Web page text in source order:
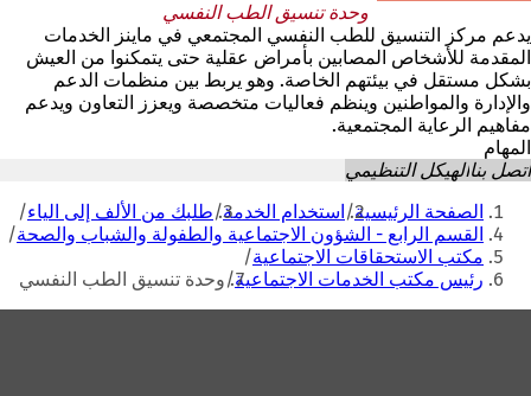
وحدة تنسيق الطب النفسي
يدعم مركز التنسيق للطب النفسي المجتمعي في ماينز الخدمات
المقدمة للأشخاص المصابين بأمراض عقلية حتى يتمكنوا من العيش
بشكل مستقل في بيئتهم الخاصة. وهو يربط بين منظمات الدعم
والإدارة والمواطنين وينظم فعاليات متخصصة ويعزز التعاون ويدعم
مفاهيم الرعاية المجتمعية.
المهام
اتصل بناالهيكل التنظيمي
أنت
هنا
الصفحة الرئيسية استخدام الخدمة طلبك من الألف إلى الياء
القسم الرابع - الشؤون الاجتماعية والطفولة والشباب والصحة
مكتب الاستحقاقات الاجتماعية
رئيس مكتب الخدمات الاجتماعية وحدة تنسيق الطب النفسي